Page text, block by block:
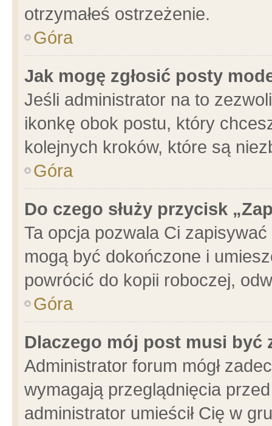
otrzymałeś ostrzeżenie.
Góra
Jak mogę zgłosić posty
Jeśli administrator na to
ikonkę obok postu, który
kolejnych kroków, które są
Góra
Do czego służy przycisk
Ta opcja pozwala Ci
mogą być dokończone i
powrócić do kopii roboczej,
Góra
Dlaczego mój post musi być
Administrator forum mógł
wymagają przeglądnięcia
administrator umieścił Cię w